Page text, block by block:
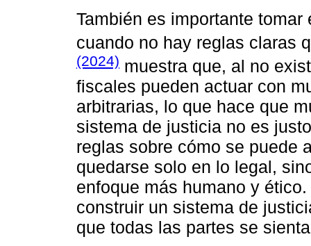
También es importante
cuando no hay reglas claras
(2024) muestra que, al no
fiscales pueden actuar con
arbitrarias, lo que hace que
sistema de justicia no es
reglas sobre cómo se puede
quedarse solo en lo legal,
enfoque más humano y
construir un sistema de
que todas las partes se